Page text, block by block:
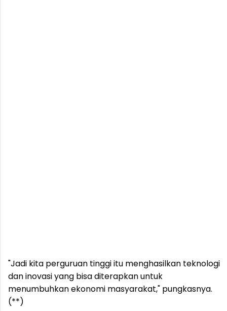
"Jadi kita perguruan tinggi itu menghasilkan teknologi
dan inovasi yang bisa diterapkan untuk
menumbuhkan ekonomi masyarakat," pungkasnya.
(**)